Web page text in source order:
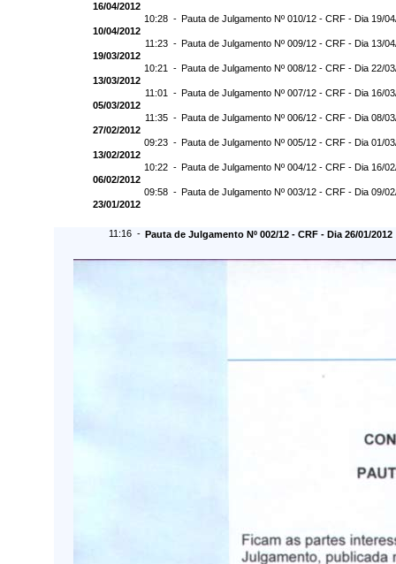
16/04/2012
10:28 - Pauta de Julgamento Nº 010/12 - CRF - Dia 19/
10/04/2012
11:23 - Pauta de Julgamento Nº 009/12 - CRF - Dia 13/
19/03/2012
10:21 - Pauta de Julgamento Nº 008/12 - CRF - Dia 22/
13/03/2012
11:01 - Pauta de Julgamento Nº 007/12 - CRF - Dia 16/
05/03/2012
11:35 - Pauta de Julgamento Nº 006/12 - CRF - Dia 08/
27/02/2012
09:23 - Pauta de Julgamento Nº 005/12 - CRF - Dia 01/
13/02/2012
10:22 - Pauta de Julgamento Nº 004/12 - CRF - Dia 16/
06/02/2012
09:58 - Pauta de Julgamento Nº 003/12 - CRF - Dia 09/
23/01/2012
11:16 - Pauta de Julgamento Nº 002/12 - CRF - Dia 26/01/2012